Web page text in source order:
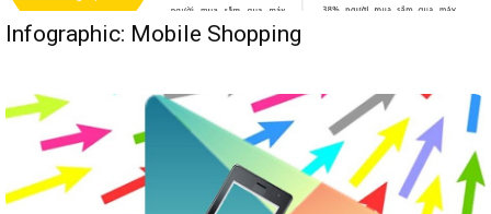
Infographic: Mobile Shopping